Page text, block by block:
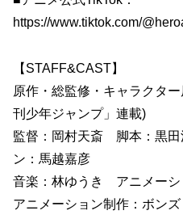
https://www.tiktok.com/
【STAFF&CAST】
原作・総監修・キャラクタ
刊少年ジャンプ」連載)
監督：岡村天斎 脚本：黒
ン：馬越嘉彦
音楽：林ゆうき アニメーシ
アニメーション制作：ボンズ